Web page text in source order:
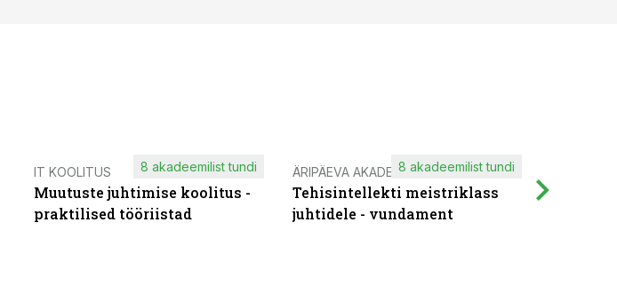
IT KOOLITUS
Muutuste juhtimise koolitus -
praktilised tööriistad
8 akadeemilist tundi ÄRIPÄEVA AKADEEMIA
Tehisintellekti meistriklass
juhtidele - vundament
8 akadeemilist tundi